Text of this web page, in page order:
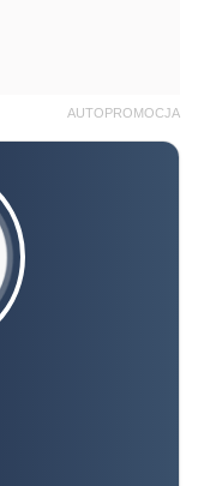
AUTOPROMOCJA